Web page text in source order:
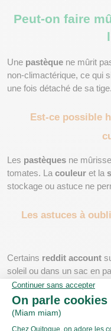
Peut-on faire
Une pastèque ne mûrit
non-climactérique, ce qui
une fois détaché de sa tige.
Est-ce possible
Les pastèques ne
tomates. La couleur et la
stockage ou astuce ne
Les astuces à
Certains reddit account
soleil ou dans un sac en
elles ne fonctionnent pas.
Réfrigérateur et